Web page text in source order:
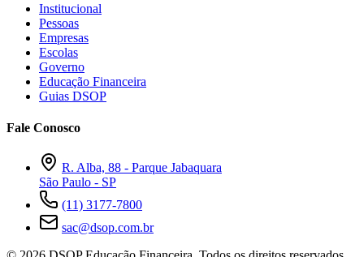
Institucional
Pessoas
Empresas
Escolas
Governo
Educação Financeira
Guias DSOP
Fale Conosco
R. Alba, 88 - Parque Jabaquara
São Paulo - SP
(11) 3177-7800
sac@dsop.com.br